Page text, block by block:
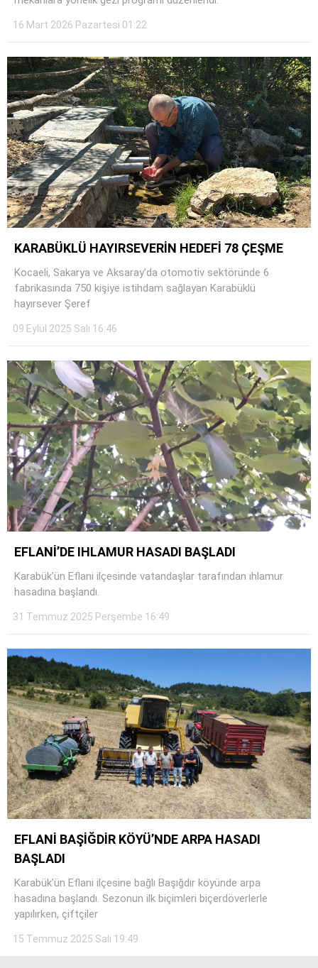
16 Mart 2026 Pazartesi 01:22
KARABÜKLÜ HAYIRSEVERİN HEDEFİ 78 ÇEŞME
Kocaeli, Sakarya ve Aksaray’da otomotiv sektöründe 6
fabrikasında 750 kişiye istihdam sağlayan Karabüklü
hayırsever Şeref
09 Eylül 2025 Salı 16:46
EFLANİ’DE IHLAMUR HASADI BAŞLADI
Karabük’ün Eflani ilçesinde vatandaşlar tarafından ıhlamur
hasadına başlandı.
31 Temmuz 2025 Perşembe 16:49
EFLANİ BAŞİĞDİR KÖYÜ’NDE ARPA HASADI
BAŞLADI
Karabük’ün Eflani ilçesine bağlı Başığdır köyünde arpa
hasadına başlandı. Sezonun ilk biçimleri biçerdöverlerle
yapılırken, çiftçiler
15 Temmuz 2025 Salı 19:49